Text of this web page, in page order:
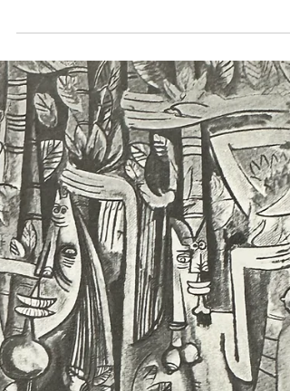
Cheryl Hartup reflects on “La casa…”, a
social practice project that Ballester has
developed at La Playa de Ponce.